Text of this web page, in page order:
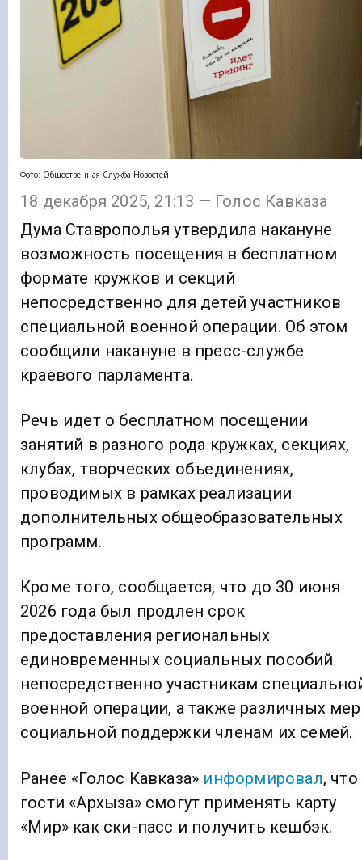
Фото: Общественная Служба Новостей
18 декабря 2025, 21:13 — Голос Кавказа
Дума Ставрополья утвердила накануне
возможность посещения в бесплатном
формате кружков и секций
непосредственно для детей участников
специальной военной операции. Об этом
сообщили накануне в пресс-службе
краевого парламента.
Речь идет о бесплатном посещении
занятий в разного рода кружках, секциях,
клубах, творческих объединениях,
проводимых в рамках реализации
дополнительных общеобразовательных
программ.
Кроме того, сообщается, что до 30 июня
2026 года был продлен срок
предоставления региональных
единовременных социальных пособий
непосредственно участникам
военной операции, а также различных мер
социальной поддержки членам их семей.
Ранее «Голос Кавказа» информировал, что
гости «Архыза» cмогут применять карту
«Мир» как ски-пасс и получить кешбэк.